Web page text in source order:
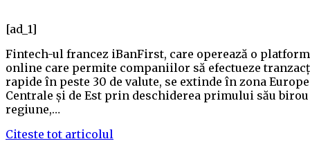
[ad_1]
Fintech-ul francez iBanFirst, care operează o
online care permite companiilor să efectueze
rapide în peste 30 de valute, se extinde în zona
Centrale şi de Est prin deschiderea primului său
regiune,…
Citeste tot articolul